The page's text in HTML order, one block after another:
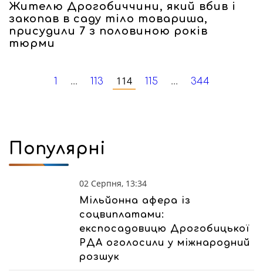
Жителю Дрогобиччини, який вбив і
закопав в саду тіло товариша,
присудили 7 з половиною років
тюрми
1 ... 113 114 115 ... 344
Популярні
02 Серпня, 13:34
Мільйонна афера із
соцвиплатами:
експосадовицю Дрогобицької
РДА оголосили у міжнародний
розшук